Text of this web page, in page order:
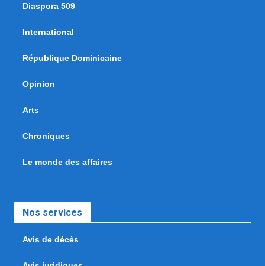
Diaspora 509
International
République Dominicaine
Opinion
Arts
Chroniques
Le monde des affaires
Nos services
Avis de décès